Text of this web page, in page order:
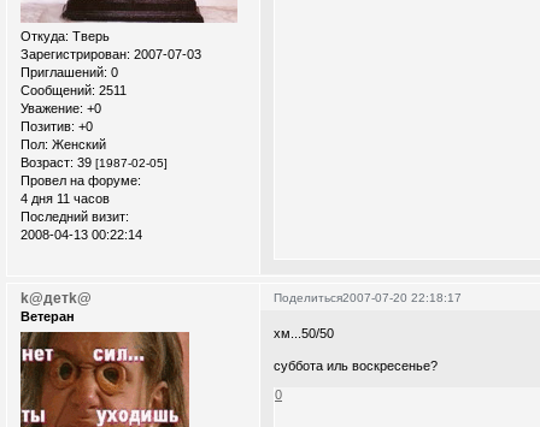
Откуда: Тверь
Зарегистрирован: 2007-07-03
Приглашений: 0
Сообщений: 2511
Уважение: +0
Позитив: +0
Пол: Женский
Возраст: 39 [1987-02-05]
Провел на форуме:
4 дня 11 часов
Последний визит:
2008-04-13 00:22:14
Поделиться2007-07-20 22:18:17
k@детk@
Ветеран
хм...50/50
суббота иль воскресенье?
0